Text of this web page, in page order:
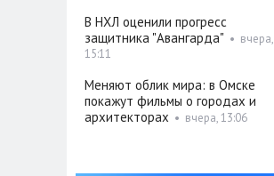
В НХЛ оценили прогресс
защитника "Авангарда" • вчера,
15:11
Меняют облик мира: в Омске
покажут фильмы о городах и
архитекторах • вчера, 13:06